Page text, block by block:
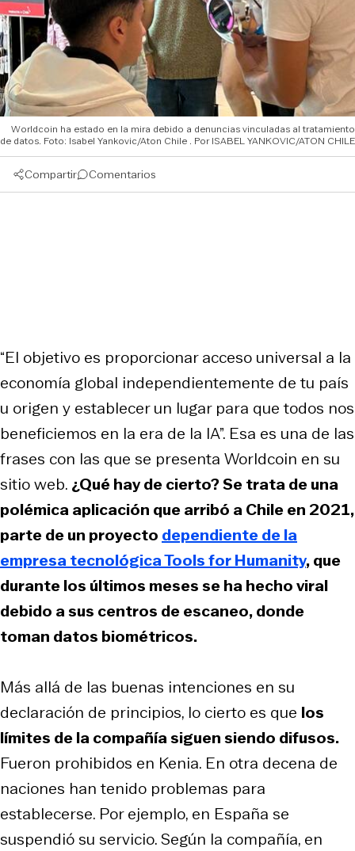
Worldcoin ha estado en la mira debido a denuncias vinculadas al tratamiento
de datos. Foto: Isabel Yankovic/Aton Chile
ISABEL YANKOVIC/ATON CHILE
Compartir Comentarios
“El objetivo es proporcionar acceso universal a la
economía global independientemente de tu país
u origen y establecer un lugar para que todos nos
beneficiemos en la era de la IA”. Esa es una de las
frases con las que se presenta Worldcoin en su
sitio web. ¿Qué hay de cierto? Se trata de una
polémica aplicación que arribó a Chile en 2021,
parte de un proyecto dependiente de la
empresa tecnológica Tools for Humanity, que
durante los últimos meses se ha hecho viral
debido a sus centros de escaneo, donde
toman datos biométricos.
Más allá de las buenas intenciones en su
declaración de principios, lo cierto es que los
límites de la compañía siguen siendo difusos.
Fueron prohibidos en Kenia. En otra decena de
naciones han tenido problemas para
establecerse. Por ejemplo, en España se
suspendió su servicio. Según la compañía, en